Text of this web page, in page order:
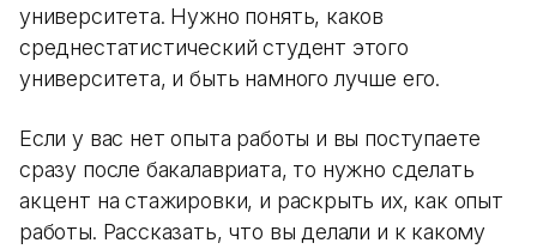
университета. Нужно понять, каков
среднестатистический студент этого
университета, и быть намного лучше его.
Если у вас нет опыта работы и вы поступаете
сразу после бакалавриата, то нужно сделать
акцент на стажировки, и раскрыть их, как опыт
работы. Рассказать, что вы делали и к какому